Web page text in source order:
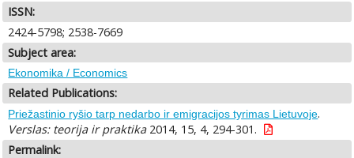
ISSN:
2424-5798; 2538-7669
Subject area:
Ekonomika / Economics
Related Publications:
Priežastinio ryšio tarp nedarbo ir emigracijos tyrimas Lietuvoje.
Verslas: teorija ir praktika2014, 15, 4, 294-301.
Permalink: